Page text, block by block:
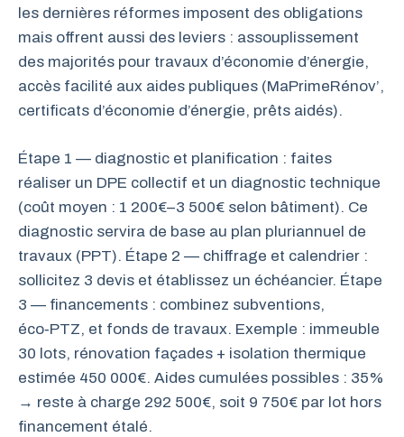
les dernières réformes imposent des obligations
mais offrent aussi des leviers : assouplissement
des majorités pour travaux d’économie d’énergie,
accès facilité aux aides publiques (MaPrimeRénov’,
certificats d’économie d’énergie, prêts aidés).
Étape 1 — diagnostic et planification : faites
réaliser un DPE collectif et un diagnostic technique
(coût moyen : 1 200€–3 500€ selon bâtiment). Ce
diagnostic servira de base au plan pluriannuel de
travaux (PPT). Étape 2 — chiffrage et calendrier :
sollicitez 3 devis et établissez un échéancier. Étape
3 — financements : combinez subventions,
éco‑PTZ, et fonds de travaux. Exemple : immeuble
30 lots, rénovation façades + isolation thermique
estimée 450 000€. Aides cumulées possibles : 35%
→ reste à charge 292 500€, soit 9 750€ par lot hors
financement étalé.